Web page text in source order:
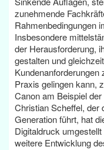
zunehmende
Rahmenbedingungen
Insbesondere
der Herausforderung,
gestalten und
Kundenanforderungen
Praxis gelingen kann,
Canon am Beispiel
Christian Scheffel, der
Generation führt, hat
Digitaldruck
weitere Entwicklung